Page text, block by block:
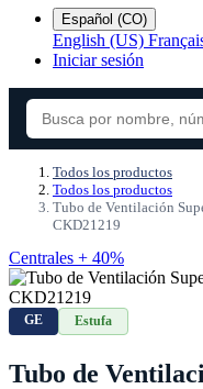
Español (CO)
English (US)
Iniciar sesión
Todos los productos
Todos los productos
Tubo de Ventilación
CKD21219
Centrales + 40%
GE Estufa
Tubo de